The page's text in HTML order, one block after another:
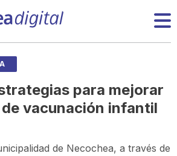
para mejorar
vacunación infantil
de Necochea, a través de